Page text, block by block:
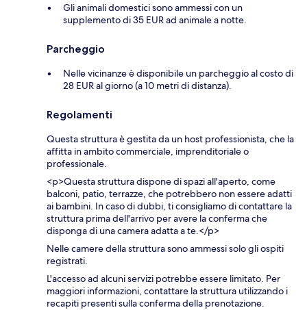
Gli animali domestici sono ammessi con un
supplemento di 35 EUR ad animale a notte.
Parcheggio
Nelle vicinanze è disponibile un parcheggio al costo di
28 EUR al giorno (a 10 metri di distanza).
Regolamenti
Questa struttura è gestita da un host professionista, che la
affitta in ambito commerciale, imprenditoriale o
professionale.
<p>Questa struttura dispone di spazi all'aperto, come
balconi, patio, terrazze, che potrebbero non essere adatti
ai bambini. In caso di dubbi, ti consigliamo di contattare la
struttura prima dell'arrivo per avere la conferma che
disponga di una camera adatta a te.</p>
Nelle camere della struttura sono ammessi solo gli ospiti
registrati.
L'accesso ad alcuni servizi potrebbe essere limitato. Per
maggiori informazioni, contattare la struttura utilizzando i
recapiti presenti sulla conferma della prenotazione.